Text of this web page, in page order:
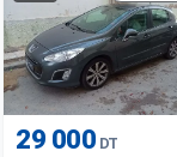
29 000 DT